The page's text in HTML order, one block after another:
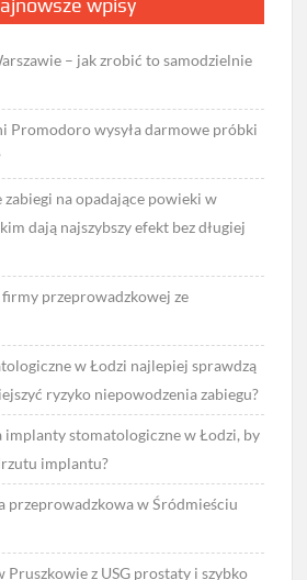
– jak zrobić to samodzielnie
Promodoro wysyła darmowe próbki
na opadające powieki w
dają najszybszy efekt bez długiej
przeprowadzkowej ze
w Łodzi najlepiej sprawdzą
ryzyko niepowodzenia zabiegu?
implanty stomatologiczne w Łodzi, by
implantu?
przeprowadzkowa w Śródmieściu
Pruszkowie z USG prostaty i szybko